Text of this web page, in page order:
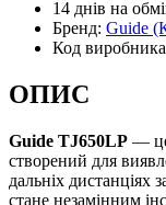
14 днів на
Бренд: Guide
Код
ОПИС
Guide TJ650LP —
створений для
дальніх дистанціях
стане незамінним